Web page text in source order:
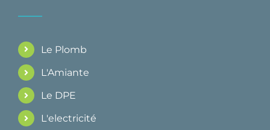
Le Plomb
L'Amiante
Le DPE
L'electricité